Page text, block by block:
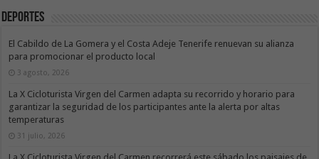
Deportes
El Cabildo de La Gomera y el Costa Adeje Tenerife renuevan su alianza
para promocionar el producto local
3 agosto, 2026
La X Cicloturista Virgen del Carmen adapta su recorrido y horario para
garantizar la seguridad de los participantes ante la alerta por altas
temperaturas
31 julio, 2026